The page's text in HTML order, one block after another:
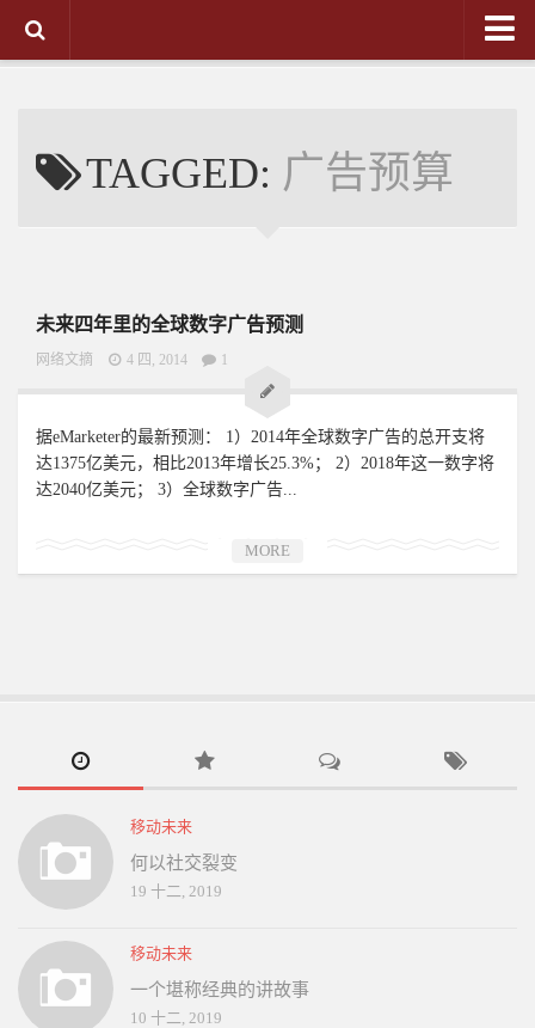
内容营销TAGGED: 广告预算
未来四年里的全球数字广告预测
网络文摘 4 四, 2014 1
据eMarketer的最新预测： 1）2014年全球数字广告的总开支将
达1375亿美元，相比2013年增长25.3%； 2）2018年这一数字将
达2040亿美元； 3）全球数字广告...
MORE
移动未来
何以社交裂变
19 十二, 2019
移动未来
一个堪称经典的讲故事
10 十二, 2019